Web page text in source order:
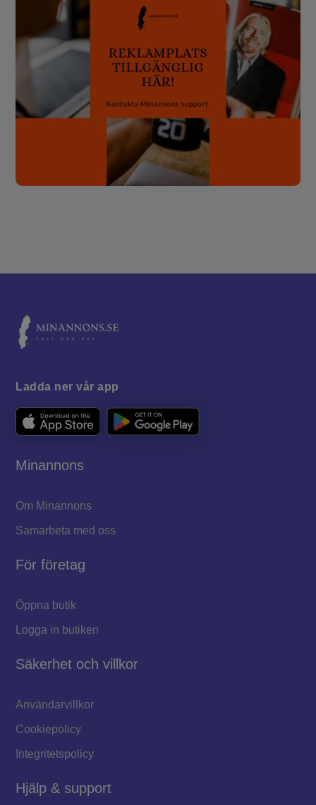
Ladda ner vår app
Minannons
Om Minannons
Samarbeta med oss
För företag
Öppna butik
Logga in butiken
Säkerhet och villkor
Användarvillkor
Cookiepolicy
Integritetspolicy
Hjälp & support